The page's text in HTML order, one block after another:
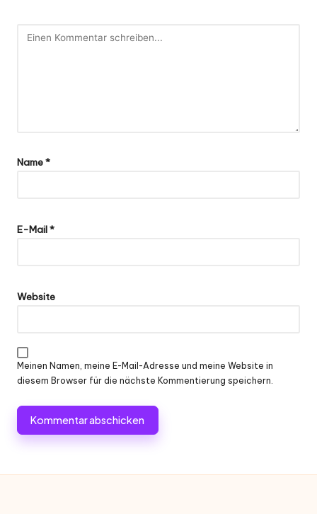
Name*
E-Mail*
Website
Meinen Namen, meine E-Mail-Adresse und meine Website in
diesem Browser für die nächste Kommentierung speichern.